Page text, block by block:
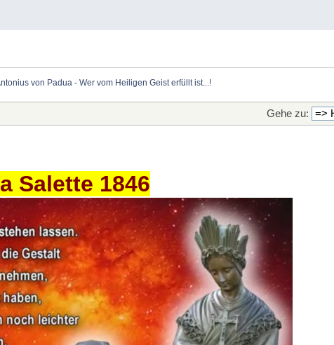
von Padua - Wer vom Heiligen Geist erfüllt ist...!
Gehe zu:
Salette 1846